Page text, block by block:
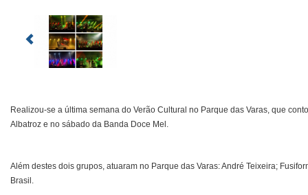
Realizou-se a última semana do Verão Cultural no Parque das Varas, que
Albatroz e no sábado da Banda Doce Mel.
Além destes dois grupos, atuaram no Parque das Varas: André Teixeira;
Brasil.